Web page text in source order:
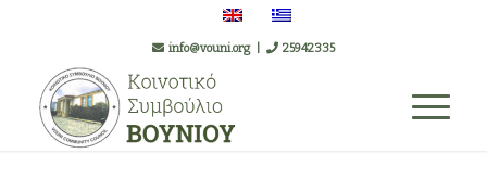
info@vouni.org| 25942335